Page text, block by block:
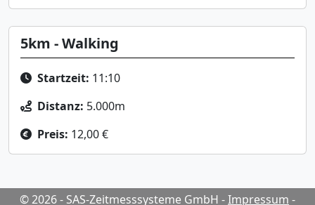
5km - Walking
Startzeit: 11:10
Distanz: 5.000m
Preis: 12,00 €
© 2026 - SAS-Zeitmesssysteme GmbH -Impressum -